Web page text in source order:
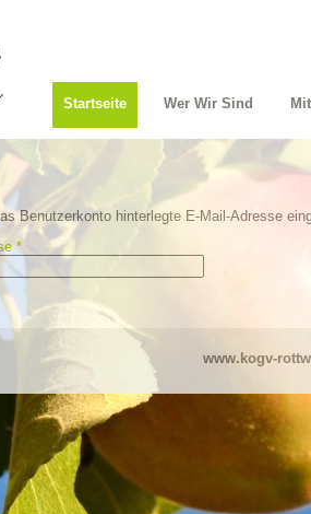
Startseite Wer Wir Sind
Benutzerkonto hinterlegte E-Mail-Adresse
*
www.kogv-